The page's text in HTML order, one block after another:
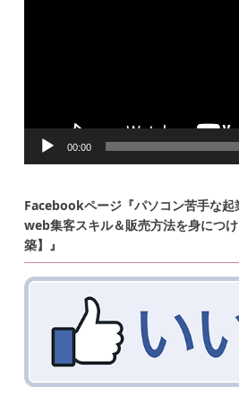
00:00
Facebookページ『パソコン苦手な起
web集客スキル＆販売方法を身につ
築】』